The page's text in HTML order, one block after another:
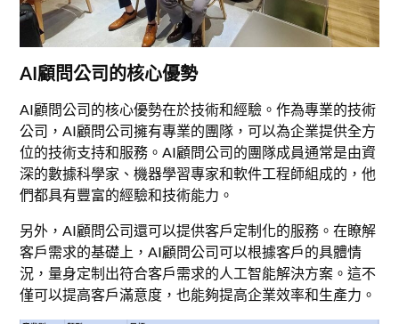
AI顧問公司的核心優勢
AI顧問公司的核心優勢在於技術和經驗。作為專業的技術
公司，AI顧問公司擁有專業的團隊，可以為企業提供全方
位的技術支持和服務。AI顧問公司的團隊成員通常是由資
深的數據科學家、機器學習專家和軟件工程師組成的，他
們都具有豐富的經驗和技術能力。
另外，AI顧問公司還可以提供客戶定制化的服務。在瞭解
客戶需求的基礎上，AI顧問公司可以根據客戶的具體情
況，量身定制出符合客戶需求的人工智能解決方案。這不
僅可以提高客戶滿意度，也能夠提高企業效率和生產力。